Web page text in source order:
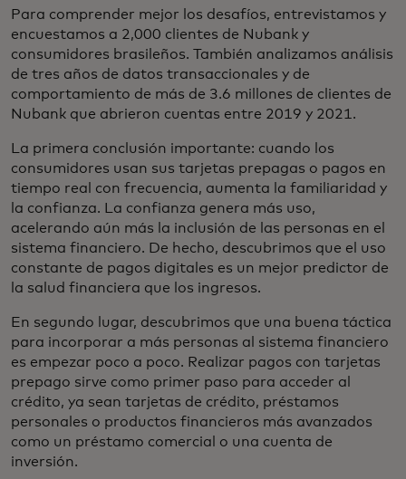
Para comprender mejor los desafíos, entrevistamos y
encuestamos a 2,000 clientes de Nubank y
consumidores brasileños. También analizamos análisis
de tres años de datos transaccionales y de
comportamiento de más de 3.6 millones de clientes de
Nubank que abrieron cuentas entre 2019 y 2021.
La primera conclusión importante: cuando los
consumidores usan sus tarjetas prepagas o pagos en
tiempo real con frecuencia, aumenta la familiaridad y
la confianza. La confianza genera más uso,
acelerando aún más la inclusión de las personas en el
sistema financiero. De hecho, descubrimos que el uso
constante de pagos digitales es un mejor predictor de
la salud financiera que los ingresos.
En segundo lugar, descubrimos que una buena táctica
para incorporar a más personas al sistema financiero
es empezar poco a poco. Realizar pagos con tarjetas
prepago sirve como primer paso para acceder al
crédito, ya sean tarjetas de crédito, préstamos
personales o productos financieros más avanzados
como un préstamo comercial o una cuenta de
inversión.